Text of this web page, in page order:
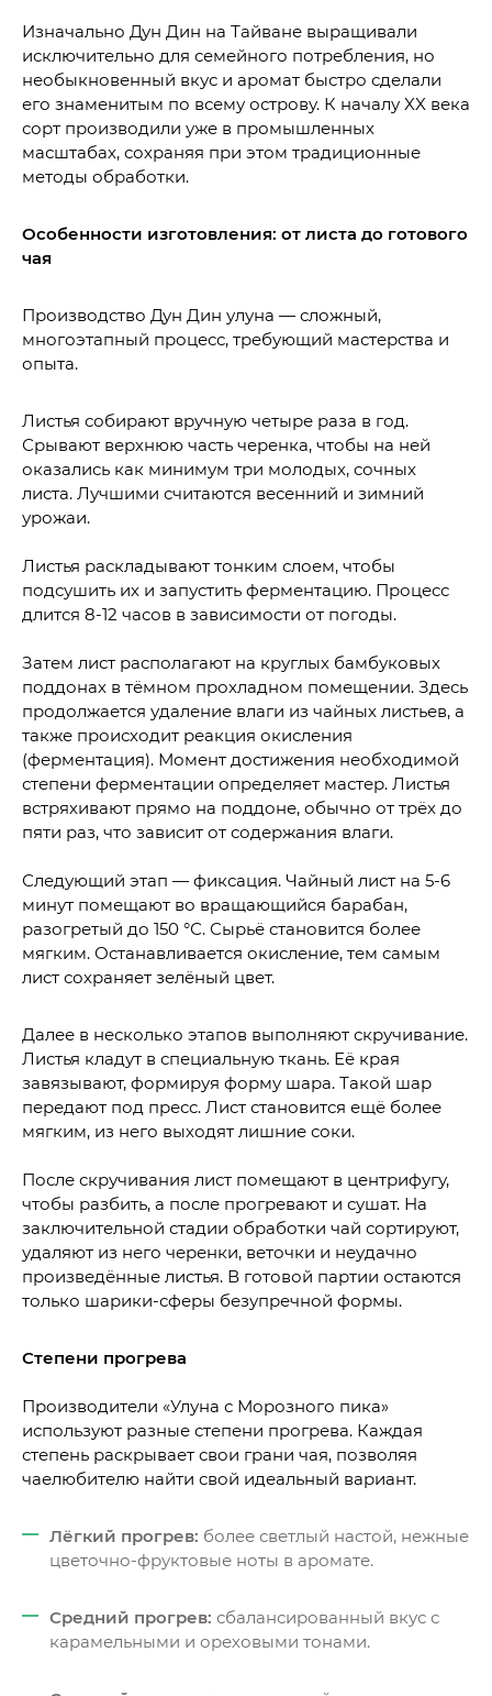
Изначально Дун Дин на Тайване выращивали
исключительно для семейного потребления, но
необыкновенный вкус и аромат быстро сделали
его знаменитым по всему острову. К началу XX века
сорт производили уже в промышленных
масштабах, сохраняя при этом традиционные
методы обработки.
Особенности изготовления: от листа до готового
чая
Производство Дун Дин улуна — сложный,
многоэтапный процесс, требующий мастерства и
опыта.
Листья собирают вручную четыре раза в год.
Срывают верхнюю часть черенка, чтобы на ней
оказались как минимум три молодых, сочных
листа. Лучшими считаются весенний и зимний
урожаи.
Листья раскладывают тонким слоем, чтобы
подсушить их и запустить ферментацию. Процесс
длится 8-12 часов в зависимости от погоды.
Затем лист располагают на круглых бамбуковых
поддонах в тёмном прохладном помещении. Здесь
продолжается удаление влаги из чайных листьев, а
также происходит реакция окисления
(ферментация). Момент достижения необходимой
степени ферментации определяет мастер. Листья
встряхивают прямо на поддоне, обычно от трёх до
пяти раз, что зависит от содержания влаги.
Следующий этап — фиксация. Чайный лист на 5-6
минут помещают во вращающийся барабан,
разогретый до 150 °С. Сырьё становится более
мягким. Останавливается окисление, тем самым
лист сохраняет зелёный цвет.
Далее в несколько этапов выполняют скручивание.
Листья кладут в специальную ткань. Её края
завязывают, формируя форму шара. Такой шар
передают под пресс. Лист становится ещё более
мягким, из него выходят лишние соки.
После скручивания лист помещают в центрифугу,
чтобы разбить, а после прогревают и сушат. На
заключительной стадии обработки чай сортируют,
удаляют из него черенки, веточки и неудачно
произведённые листья. В готовой партии остаются
только шарики-сферы безупречной формы.
Степени прогрева
Производители «Улуна с Морозного пика»
используют разные степени прогрева. Каждая
степень раскрывает свои грани чая, позволяя
чаелюбителю найти свой идеальный вариант.
Лёгкий прогрев: более светлый настой, нежные
цветочно-фруктовые ноты в аромате.
Средний прогрев: сбалансированный вкус с
карамельными и ореховыми тонами.